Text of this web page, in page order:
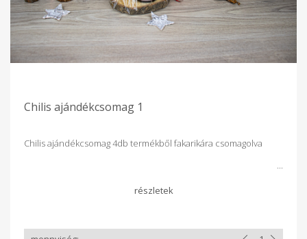
Chilis ajándékcsomag 1
Chilis ajándékcsomag 4db termékből fakarikára csomagolva